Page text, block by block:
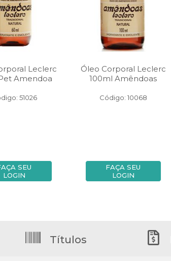
Leclerc
Amendoa
51026
SEU
LOGIN
Óleo Corporal Leclerc
100ml Amêndoas
Código: 10068
FAÇA SEU
LOGIN
Títulos